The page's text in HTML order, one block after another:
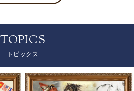
TOPICS
トピックス